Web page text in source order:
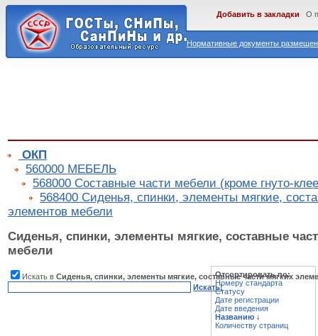
Нормативные документы
Добавить в закладки О
ОКП
560000 МЕБЕЛЬ
568000 Составные части мебели (кроме гнуто-
568400 Сиденья, спинки, элементы мягкие,
элементов мебели
Сиденья, спинки, элементы мягкие, составные
мебели
Искать в Сиденья, спинки, элементы мягкие, составные части мягких
Искать!
Отсортировать по:
Номеру стандарта
Статусу
Дате регистрации
Дате введения
Названию ↓
Количеству страниц